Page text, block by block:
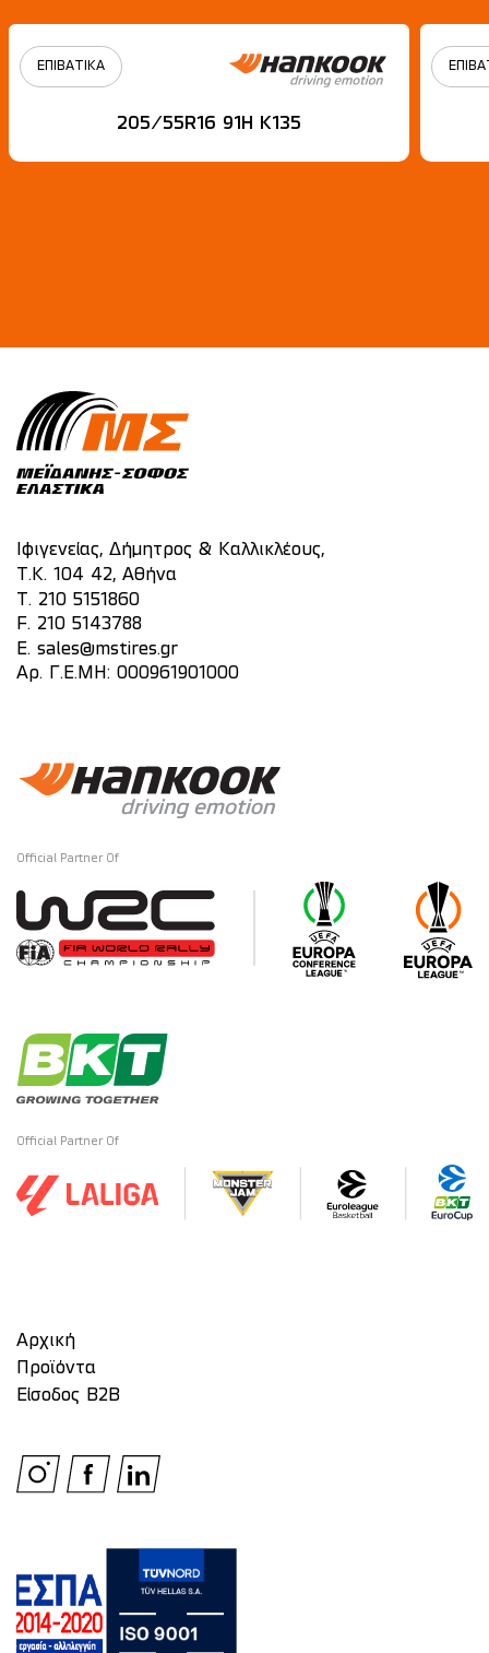
ΕΠΙΒΑΤΙΚΑ
205/55R16 91H Κ135
Ιφιγενείας, Δήμητρος & Καλλικλέους,
Τ.Κ. 104 42, Αθήνα
T. 210 5151860
F. 210 5143788
E. sales@mstires.gr
Αρ. Γ.Ε.ΜΗ: 000961901000
Official Partner Of
Official Partner Of
Αρχική
Προϊόντα
Είσοδος Β2Β